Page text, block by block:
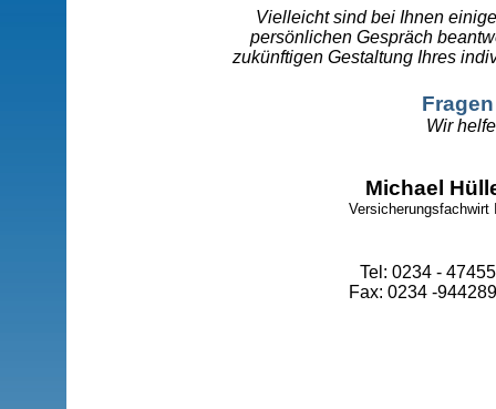
Vielleicht sind bei Ihnen
persönlichen Gespräch
zukünftigen Gestaltung Ihres
Wir
Michael
Versicherungsfachwirt
Tel: 0234 -
Fax: 0234 -